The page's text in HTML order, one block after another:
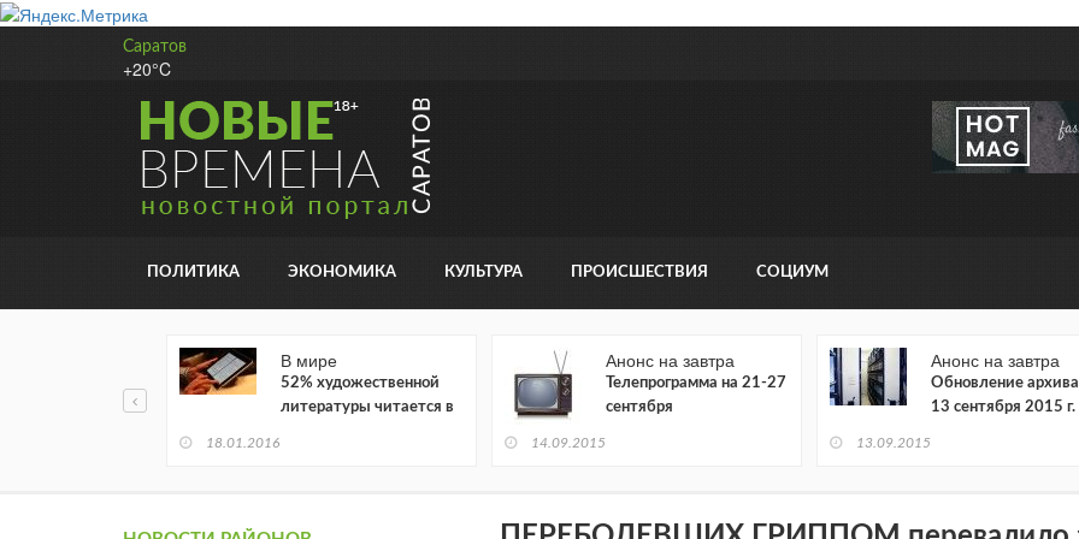
Саратов
+20°C
ПОЛИТИКА ЭКОНОМИКА КУЛЬТУРА ПРОИСШЕСТВИЯ СОЦИУМ
В мире
52% художественной
литературы читается в
18.01.2016
Анонс на завтра
Телепрограмма на 21-27
сентября
14.09.2015
Анонс на завтра
Обновление архива
13 сентября 2015 г.
13.09.2015